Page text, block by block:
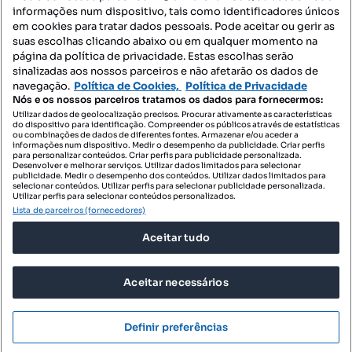
Mapa do Site
Contacte-nos
SIGA-NOS:
DESCARREGAR NA:
© 2026 Imovirtual.com, OLX Portugal, S.A.
TERMOS DE UTILIZAÇÃO
POLÍTICA DE PRIVACIDADE
CONFIGURAÇÕES DE PRIVACIDADE
informações num dispositivo, tais como identificadores únicos
em cookies para tratar dados pessoais. Pode aceitar ou gerir as
suas escolhas clicando abaixo ou em qualquer momento na
página da política de privacidade. Estas escolhas serão
sinalizadas aos nossos parceiros e não afetarão os dados de
navegação. Política de Cookies, Política de Privacidade
Nós e os nossos parceiros tratamos os dados para fornecermos:
Utilizar dados de geolocalização precisos. Procurar ativamente as características
do dispositivo para identificação. Compreender os públicos através de estatísticas
ou combinações de dados de diferentes fontes. Armazenar e/ou aceder a
informações num dispositivo. Medir o desempenho da publicidade. Criar perfis
para personalizar conteúdos. Criar perfis para publicidade personalizada.
Desenvolver e melhorar serviços. Utilizar dados limitados para selecionar
publicidade. Medir o desempenho dos conteúdos. Utilizar dados limitados para
selecionar conteúdos. Utilizar perfis para selecionar publicidade personalizada.
Utilizar perfis para selecionar conteúdos personalizados.
Lista de parceiros (fornecedores)
Aceitar tudo
Aceitar necessários
Definir preferências